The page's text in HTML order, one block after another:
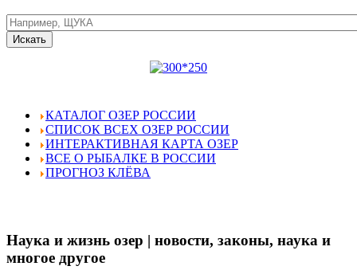
КАТАЛОГ ОЗЕР РОССИИ
СПИСОК ВСЕХ ОЗЕР РОССИИ
ИНТЕРАКТИВНАЯ КАРТА ОЗЕР
ВСЕ О РЫБАЛКЕ В РОССИИ
ПРОГНОЗ КЛЁВА
Наука и жизнь озер | новости, законы, наука и
многое другое